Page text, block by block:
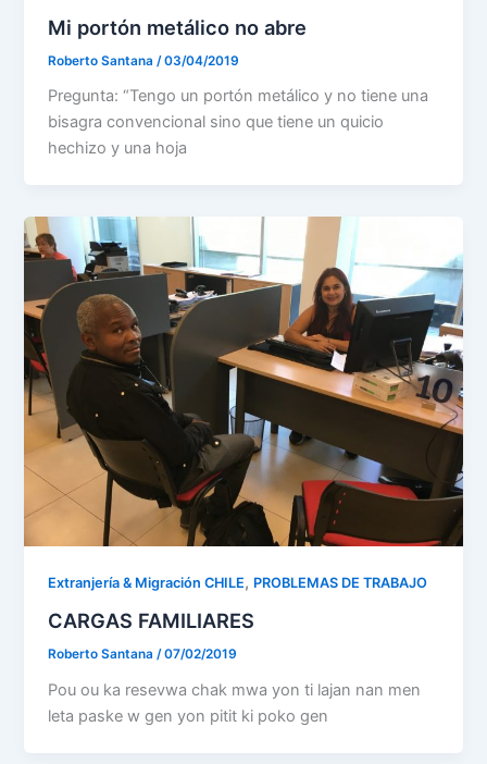
Mi portón metálico no abre
Roberto Santana /03/04/2019
Pregunta: “Tengo un portón metálico y no tiene una
bisagra convencional sino que tiene un quicio
hechizo y una hoja
Extranjería & Migración CHILE, PROBLEMAS DE TRABAJO
CARGAS FAMILIARES
Roberto Santana/07/02/2019
Pou ou ka resevwa chak mwa yon ti lajan nan men
leta paske w gen yon pitit ki poko gen